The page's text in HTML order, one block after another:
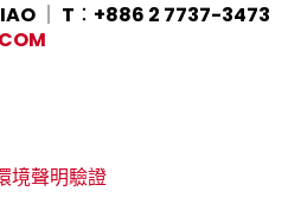
｜ T：+886 2 7737-3473
境聲明驗證